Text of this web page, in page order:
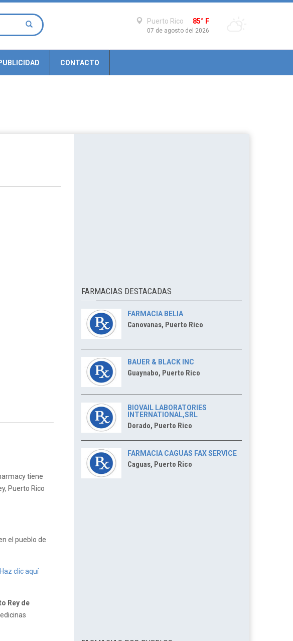
Puerto Rico 85° F
07 de agosto del 2026
CONTACTO
tiene
Puerto Rico
el pueblo de
Haz clic aquí
Rey de
FARMACIAS DESTACADAS
FARMACIA BELIA
Canovanas, Puerto Rico
BAUER & BLACK INC
Guaynabo, Puerto Rico
BIOVAIL LABORATORIES
INTERNATIONAL,SRL
Dorado, Puerto Rico
FARMACIA CAGUAS FAX SERVICE
Caguas, Puerto Rico